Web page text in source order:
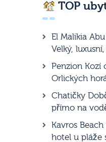
TOP
El Malikia
Velký,
Penzion Kozí
Orlických
Chatičky
přímo na
Kavros
hotel u pláže